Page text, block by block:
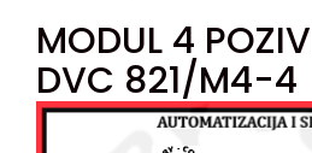
MODUL 4
DVC 821/M4-4